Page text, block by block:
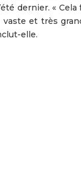
dernier. «
et très
elle.